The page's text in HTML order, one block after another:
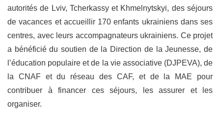
autorités de Lviv, Tcherkassy et Khmelnytskyi, des séjours
de vacances et accueillir 170 enfants ukrainiens dans ses
centres, avec leurs accompagnateurs ukrainiens. Ce projet
a bénéficié du soutien de la Direction de la Jeunesse, de
l’éducation populaire et de la vie associative (DJPEVA), de
la CNAF et du réseau des CAF, et de la MAE pour
contribuer à financer ces séjours, les assurer et les
organiser.